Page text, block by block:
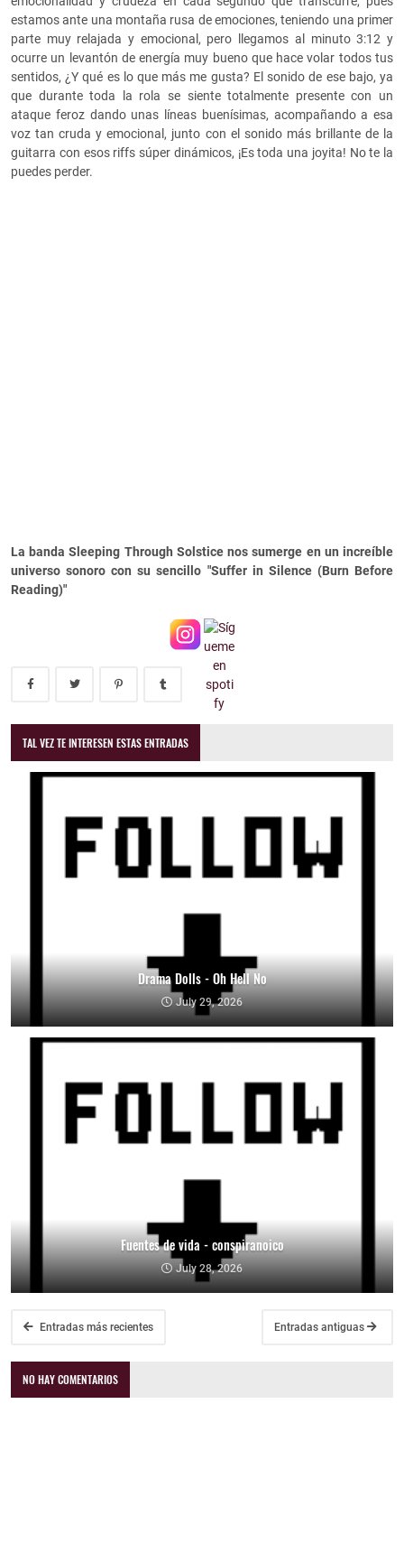
estamos ante una montaña rusa de emociones, teniendo una primer
parte muy relajada y emocional, pero llegamos al minuto 3:12 y
ocurre un levantón de energía muy bueno que hace volar todos tus
sentidos, ¿Y qué es lo que más me gusta? El sonido de ese bajo, ya
que durante toda la rola se siente totalmente presente con un
ataque feroz dando unas líneas buenísimas, acompañando a esa
voz tan cruda y emocional, junto con el sonido más brillante de la
guitarra con esos riffs súper dinámicos, ¡Es toda una joyita! No te la
puedes perder.
La banda Sleeping Through Solstice nos sumerge en un increíble
universo sonoro con su sencillo "Suffer in Silence (Burn Before
Reading)"
TAL VEZ TE INTERESEN ESTAS ENTRADAS
Drama Dolls - Oh Hell No
July 29, 2026
Fuentes de vida - conspiranoico
July 28, 2026
Entradas más recientes Entradas antiguas
NO HAY COMENTARIOS